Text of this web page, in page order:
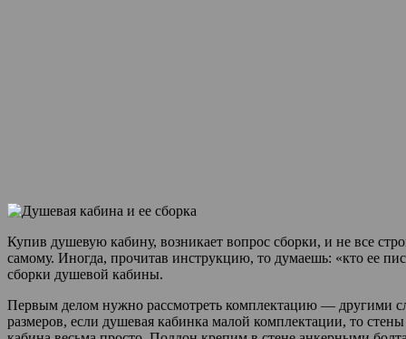
Купив душевую кабину, возникает вопрос сборки, и не все
самому. Иногда, прочитав инструкцию, то думаешь: «кто ее
сборки душевой кабины.
Первым делом нужно рассмотреть комплектацию — другими
размеров, если душевая кабинка малой комплектации, то